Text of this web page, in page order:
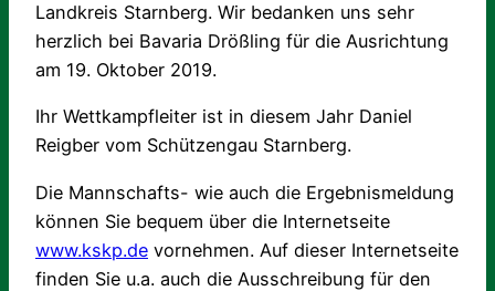
Landkreis Starnberg. Wir bedanken uns sehr
herzlich bei Bavaria Drößling für die Ausrichtung
am 19. Oktober 2019.
Ihr Wettkampfleiter ist in diesem Jahr Daniel
Reigber vom Schützengau Starnberg.
Die Mannschafts- wie auch die Ergebnismeldung
können Sie bequem über die Internetseite
www.kskp.de vornehmen. Auf dieser Internetseite
finden Sie u.a. auch die Ausschreibung für den